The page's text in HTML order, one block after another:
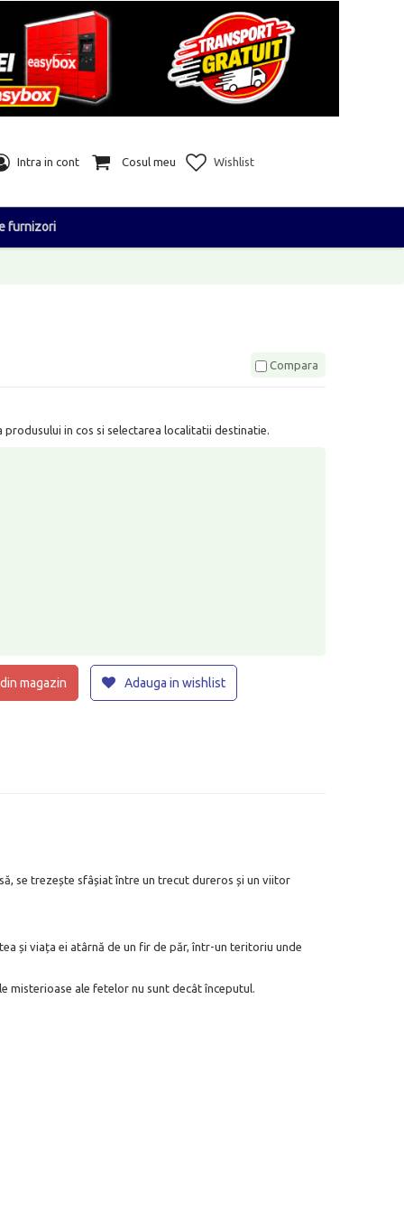
Intra in cont Cosul meu Wishlist
furnizori
Compara
in cos si selectarea localitatii destinatie.
magazin Adauga in wishlist
se trezește sfâșiat între un trecut dureros și un viitor
și viața ei atârnă de un fir de păr, într-un teritoriu unde
misterioase ale fetelor nu sunt decât începutul.